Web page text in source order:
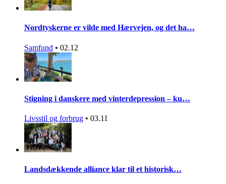
Nordtyskerne er vilde med Hærvejen, og det ha…
Samfund • 02.12
Stigning i danskere med vinterdepression – ku…
Livsstil og forbrug • 03.11
Landsdækkende alliance klar til et historisk…